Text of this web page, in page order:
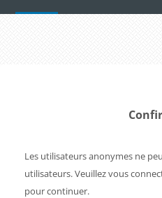
Les utilisateurs anonymes ne
utilisateurs. Veuillez vous
pour continuer.